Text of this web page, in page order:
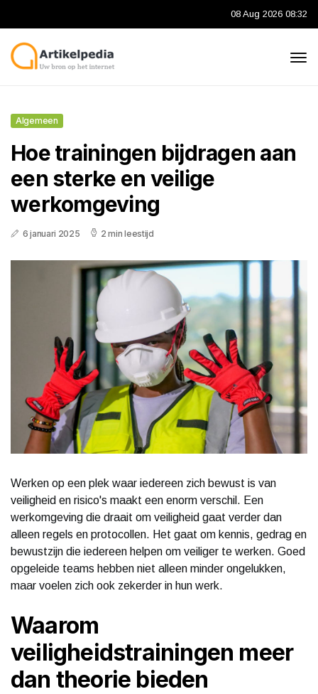
08 Aug 2026 08:32
Algemeen
Hoe trainingen bijdragen aan
een sterke en veilige
werkomgeving
6 januari 2025 2 min leestijd
Werken op een plek waar iedereen zich bewust is van
veiligheid en risico's maakt een enorm verschil. Een
werkomgeving die draait om veiligheid gaat verder dan
alleen regels en protocollen. Het gaat om kennis, gedrag en
bewustzijn die iedereen helpen om veiliger te werken. Goed
opgeleide teams hebben niet alleen minder ongelukken,
maar voelen zich ook zekerder in hun werk.
Waarom
veiligheidstrainingen meer
dan theorie bieden